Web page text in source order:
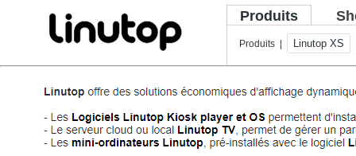
Produits
Produits | Linutop XS